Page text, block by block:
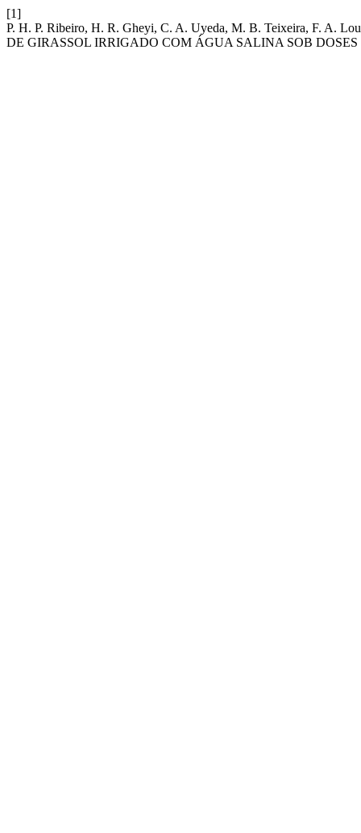
[1]
P. H. P. Ribeiro, H. R. Gheyi, C. A. Uyeda, M. B. Teixeira, F. A.
DE GIRASSOL IRRIGADO COM ÁGUA SALINA SOB